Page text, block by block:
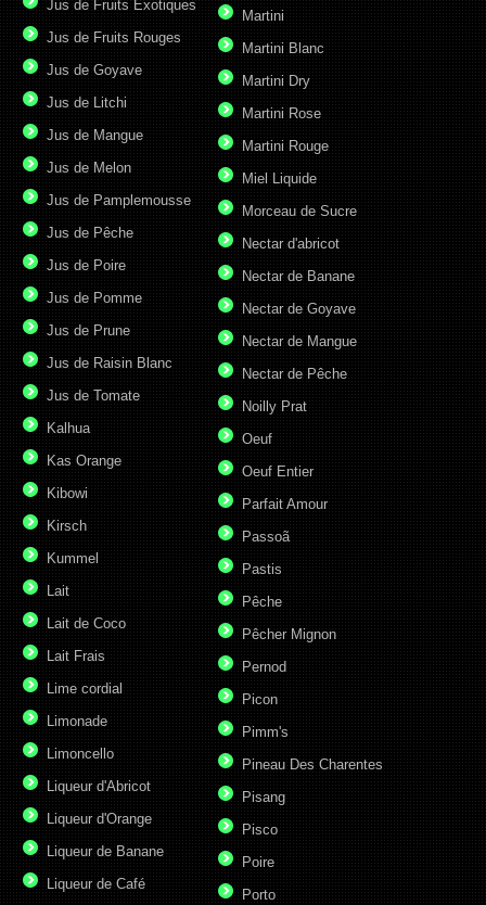
Jus de Fruits Exotiques
Jus de Fruits Rouges
Jus de Goyave
Jus de Litchi
Jus de Mangue
Jus de Melon
Jus de Pamplemousse
Jus de Pêche
Jus de Poire
Jus de Pomme
Jus de Prune
Jus de Raisin Blanc
Jus de Tomate
Kalhua
Kas Orange
Kibowi
Kirsch
Kummel
Lait
Lait de Coco
Lait Frais
Lime cordial
Limonade
Limoncello
Liqueur d'Abricot
Liqueur d'Orange
Liqueur de Banane
Liqueur de Café
Martini
Martini Blanc
Martini Dry
Martini Rose
Martini Rouge
Miel Liquide
Morceau de Sucre
Nectar d'abricot
Nectar de Banane
Nectar de Goyave
Nectar de Mangue
Nectar de Pêche
Noilly Prat
Oeuf
Oeuf Entier
Parfait Amour
Passoã
Pastis
Pêche
Pêcher Mignon
Pernod
Picon
Pimm's
Pineau Des Charentes
Pisang
Pisco
Poire
Porto